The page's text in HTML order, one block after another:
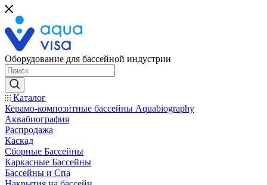
Оборудование для бассейной индустрии
Каталог
Керамо-композитные бассейны Aquabiography
Аквабиография
Распродажа
Каскад
Сборные Бассейны
Каркасные Бассейны
Бассейны и Спа